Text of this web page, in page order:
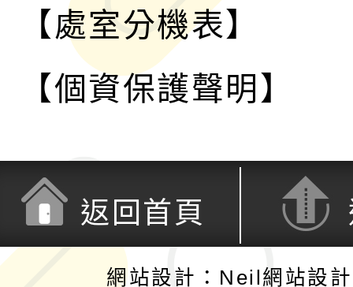
【處室分機表】
【個資保護聲明】
返回首頁
網站設計：Neil網站設